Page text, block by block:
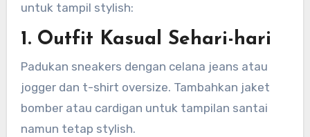
untuk tampil stylish:
1. Outfit Kasual Sehari-hari
Padukan sneakers dengan celana jeans atau
jogger dan t-shirt oversize. Tambahkan jaket
bomber atau cardigan untuk tampilan santai
namun tetap stylish.